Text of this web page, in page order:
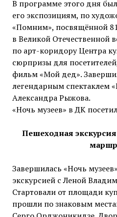
В программе этого дня
его экспозициям, по
«Помним», посвящённой
в Великой Отечественной
по арт-коридору Центра
сюрпризы для
фильм «Мой дед».
легендарным спектаклем
Александра Рыжова.
«Ночь музеев» в ДК
Пешеходная
Завершилась «Ночь
экскурсией с Леной
Стартовали от площади
прошли по знаковым